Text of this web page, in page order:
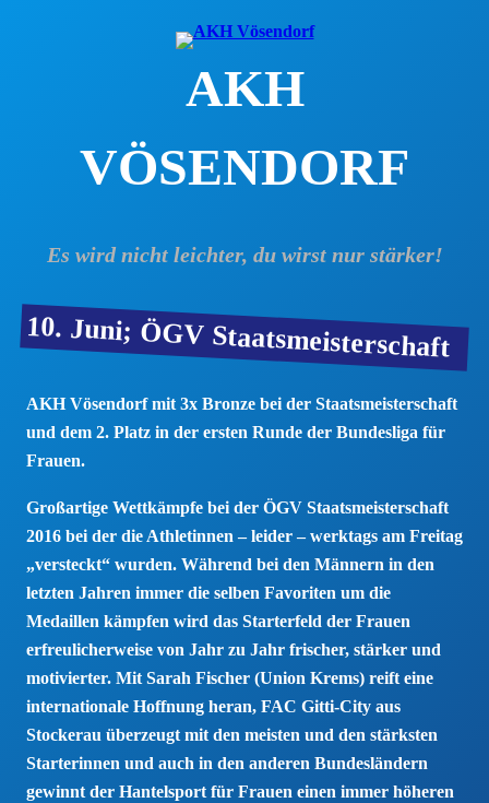
AKH
VÖSENDORF
Es wird nicht leichter, du wirst nur stärker!
10. Juni; ÖGV Staatsmeisterschaft
AKH Vösendorf mit 3x Bronze bei der Staatsmeisterschaft
und dem 2. Platz in der ersten Runde der Bundesliga für
Frauen.
Großartige Wettkämpfe bei der ÖGV Staatsmeisterschaft
2016 bei der die Athletinnen – leider – werktags am Freitag
„versteckt“ wurden. Während bei den Männern in den
letzten Jahren immer die selben Favoriten um die
Medaillen kämpfen wird das Starterfeld der Frauen
erfreulicherweise von Jahr zu Jahr frischer, stärker und
motivierter. Mit Sarah Fischer (Union Krems) reift eine
internationale Hoffnung heran, FAC Gitti-City aus
Stockerau überzeugt mit den meisten und den stärksten
Starterinnen und auch in den anderen Bundesländern
gewinnt der Hantelsport für Frauen einen immer höheren